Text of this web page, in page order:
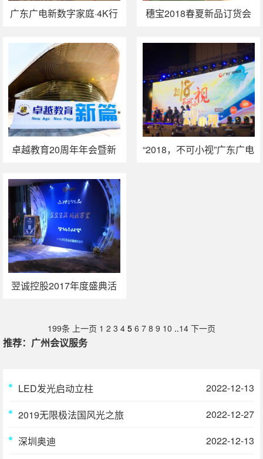
广东广电新数字家庭·4K行
活动策划执行
穗宝2018春夏新品订货会
卓越教育20周年年会暨新
“2018，不可小视”广东广电
翌诚控股2017年度盛典活
199条 上一页 1 2 3 4 5 6 7 8 9 10 ..14 下一页
推荐：广州会议服务
LED发光启动立柱
2022-12-13
2019无限极法国风光之旅
2022-12-27
深圳奥迪
2022-12-13